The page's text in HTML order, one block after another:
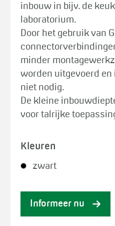
inbouw in bijv. de
laboratorium.
Door het gebruik van
minder
worden uitgevoerd en
niet nodig.
De kleine
voor talrijke
Kleuren
zwart
Informeer nu